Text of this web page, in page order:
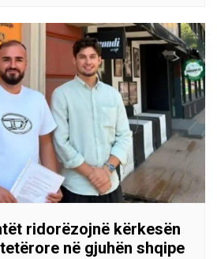
ridorëzojnë kërkesën
në gjuhën shqipe